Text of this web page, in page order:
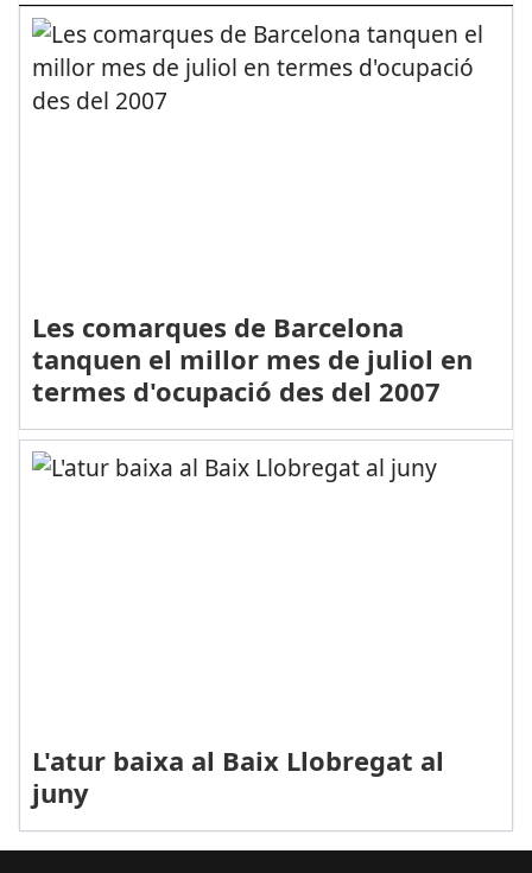
Les comarques de Barcelona
tanquen el millor mes de juliol en
termes d'ocupació des del 2007
L'atur baixa al Baix Llobregat al
juny